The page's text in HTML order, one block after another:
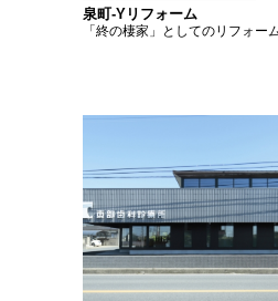
泉町-Yリフォーム
「終の棲家」としてのリフォー